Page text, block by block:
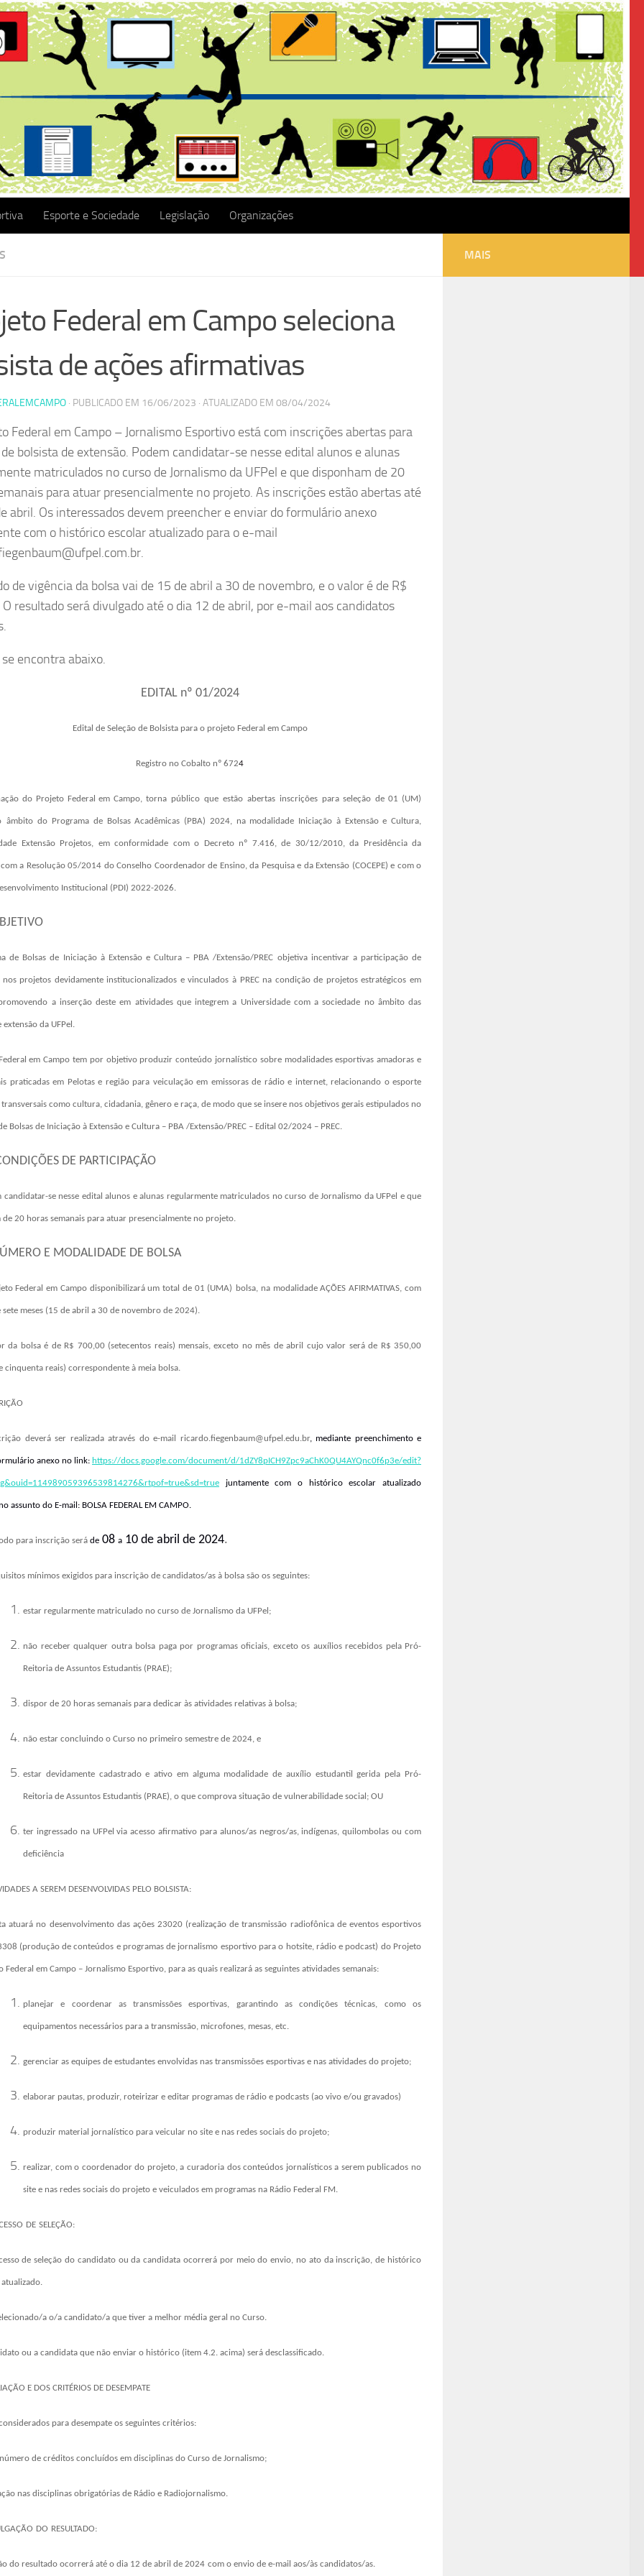
Esporte e Sociedade Legislação Organizações
Federal em Campo seleciona
de ações afirmativas
· PUBLICADO EM 16/06/2023 · ATUALIZADO EM 08/04/2024
Federal em Campo – Jornalismo Esportivo está com inscrições abertas para
bolsista de extensão. Podem candidatar-se nesse edital alunos e alunas
matriculados no curso de Jornalismo da UFPel e que disponham de 20
para atuar presencialmente no projeto. As inscrições estão abertas até
abril. Os interessados devem preencher e enviar do formulário anexo
com o histórico escolar atualizado para o e-mail
de vigência da bolsa vai de 15 de abril a 30 de novembro, e o valor é de R$
resultado será divulgado até o dia 12 de abril, por e-mail aos candidatos
encontra abaixo.
EDITAL nº 01/2024
Edital de Seleção de Bolsista para o projeto Federal em Campo
Registro no Cobalto nº 6724
do ProjetoFederal em Campo, torna público que estão abertas inscrições para seleção de 01 (UM)
âmbito do Programa de Bolsas Acadêmicas (PBA) 2024, na modalidade Iniciação à Extensão e Cultura,
Extensão Projetos, em conformidade com o Decreto nº 7.416, de 30/12/2010, da Presidência da
a Resolução 05/2014 do Conselho Coordenador de Ensino, da Pesquisa e da Extensão (COCEPE) e com o
Institucional (PDI) 2022-2026.
de Bolsas de Iniciação à Extensão e Cultura – PBA /Extensão/PREC objetiva incentivar a participação de
nos projetos devidamente institucionalizados e vinculados à PREC na condição de projetos estratégicos em
a inserção deste em atividades que integrem a Universidade com a sociedade no âmbito das
extensão da UFPel.
Federal em Campo tem por objetivo produzir conteúdo jornalístico sobre modalidades esportivas amadoras e
praticadas em Pelotas e região para veiculação em emissoras de rádio e internet, relacionando o esporte
como cultura, cidadania, gênero e raça, de modo que se insere nos objetivos gerais estipulados no
Bolsas de Iniciação à Extensão e Cultura – PBA /Extensão/PREC – Edital 02/2024 – PREC.
DE PARTICIPAÇÃO
candidatar-se nesse edital alunos e alunas regularmente matriculados no curso de Jornalismo da UFPel e que
de 20 horas semanais para atuar presencialmente no projeto.
E MODALIDADE DE BOLSA
Federal em Campodisponibilizará um total de 01 (UMA) bolsa, na modalidadeAÇÕES AFIRMATIVAS, com
sete meses (15 de abril a 30 de novembro de 2024).
da bolsa é de R$ 700,00 (setecentos reais) mensais, exceto no mês de abril cujo valor será de R$ 350,00
cinquenta reais) correspondente à meia bolsa.
deverá ser realizada através do e-mail ricardo.fiegenbaum@ufpel.edu.br, mediante preenchimento e
anexo no link: https://docs.google.com/document/d/1dZY8pICH9Zpc9aChK0QU4AYQnc0f6p3e/edit?
juntamente com o histórico escolar atualizado
assunto do E-mail: BOLSA FEDERAL EM CAMPO.
para inscrição será de 08 a 10 de abril de 2024.
mínimos exigidos para inscrição de candidatos/as à bolsa são os seguintes:
estar regularmente matriculado no curso de Jornalismo da UFPel;
não receber qualquer outra bolsa paga por programas oficiais, exceto os auxílios recebidos pela Pró-
Reitoria de Assuntos Estudantis (PRAE);
dispor de 20 horas semanais para dedicar às atividades relativas à bolsa;
não estar concluindo o Curso no primeiro semestre de 2024, e
estar devidamente cadastrado e ativo em alguma modalidade de auxílio estudantil gerida pela Pró-
Reitoria de Assuntos Estudantis (PRAE), o que comprova situação de vulnerabilidade social; OU
ter ingressado na UFPel via acesso afirmativo para alunos/as negros/as, indígenas, quilombolas ou com
deficiência
A SEREM DESENVOLVIDAS PELO BOLSISTA:
atuará no desenvolvimento das ações 23020 (realização de transmissão radiofônica de eventos esportivos
(produção de conteúdos e programas de jornalismo esportivo para o hotsite, rádio e podcast) do Projeto
Federal em Campo – Jornalismo Esportivo, para as quais realizará as seguintes atividades semanais:
planejar e coordenar as transmissões esportivas, garantindo as condições técnicas, como os
equipamentos necessários para a transmissão, microfones, mesas, etc.
gerenciar as equipes de estudantes envolvidas nas transmissões esportivas e nas atividades do projeto;
elaborar pautas, produzir, roteirizar e editar programas de rádio e podcasts (ao vivo e/ou gravados)
produzir material jornalístico para veicular no site e nas redes sociais do projeto;
realizar, com o coordenador do projeto, a curadoria dos conteúdos jornalísticos a serem publicados no
site e nas redes sociais do projeto e veiculados em programas na Rádio Federal FM.
DE SELEÇÃO:
de seleção do candidato ou da candidata ocorrerá por meio doenvio, no ato da inscrição, de histórico
a o/a candidato/a que tiver a melhor média geral no Curso.
ou a candidata que não enviar o histórico (item 4.2. acima) será desclassificado.
E DOS CRITÉRIOS DE DESEMPATE
para desempate os seguintes critérios:
de créditos concluídos em disciplinas do Curso de Jornalismo;
nas disciplinas obrigatórias de Rádio e Radiojornalismo.
DO RESULTADO:
do resultado ocorrerá até o dia 12 de abril de 2024 com o envio de e-mail aos/às candidatos/as.
MAIS